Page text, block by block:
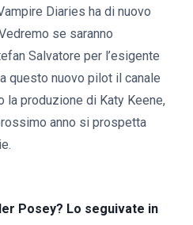
Diaries ha di nuovo
se saranno
Salvatore per l’esigente
questo nuovo pilot il canale
la produzione di Katy Keene,
anno si prospetta
Posey? Lo seguivate in